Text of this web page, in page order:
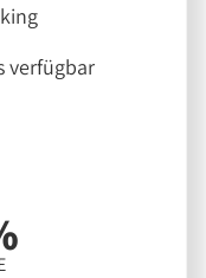
verfügbar